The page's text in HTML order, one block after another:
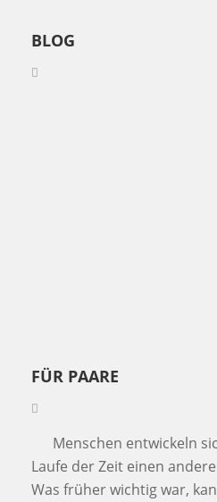
BLOG
FÜR PAARE
Menschen entwickeln
Laufe der Zeit einen
Was früher wichtig war,